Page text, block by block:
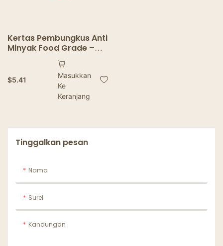
Kertas Pembungkus Anti
Minyak Food Grade –
Lembaran Anti Minyak
untuk Roti, Sandwich,
Burger & Kentang
$5.41
Masukkan
Ke
Keranjang
Tinggalkan pesan
Nama
Surel
Kandungan